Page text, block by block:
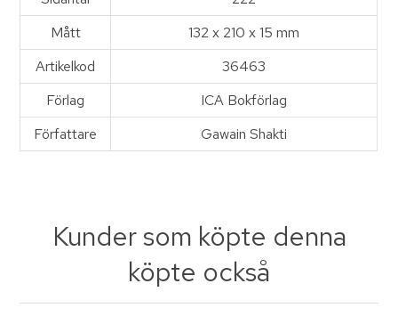
Mått
132 x 210 x 15 mm
Artikelkod
36463
Förlag
ICA Bokförlag
Författare
Gawain Shakti
Kunder som köpte denna
köpte också